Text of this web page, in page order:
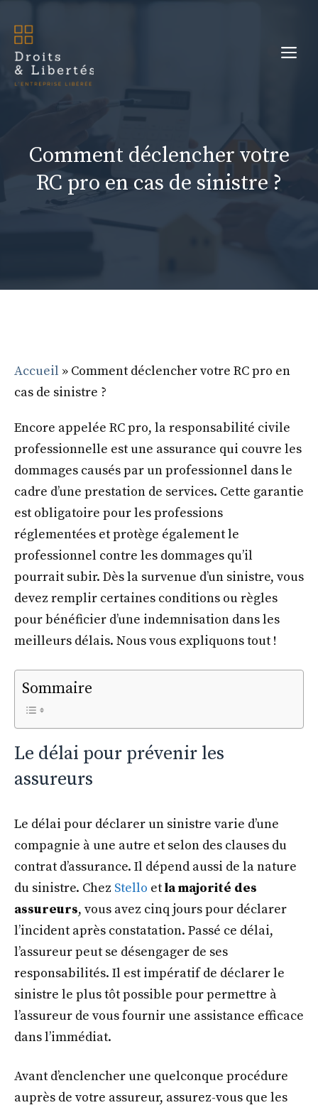
contenu
Comment déclencher votre
RC pro en cas de sinistre ?
Accueil » Comment déclencher votre RC pro en
cas de sinistre ?
Encore appelée RC pro, la responsabilité civile
professionnelle est une assurance qui couvre les
dommages causés par un professionnel dans le
cadre d’une prestation de services. Cette garantie
est obligatoire pour les professions
réglementées et protège également le
professionnel contre les dommages qu’il
pourrait subir. Dès la survenue d’un sinistre, vous
devez remplir certaines conditions ou règles
pour bénéficier d’une indemnisation dans les
meilleurs délais. Nous vous expliquons tout !
Sommaire
Le délai pour prévenir les
assureurs
Le délai pour déclarer un sinistre varie d’une
compagnie à une autre et selon des clauses du
contrat d’assurance. Il dépend aussi de la nature
du sinistre. Chez Stello etla majorité des
assureurs, vous avez cinq jours pour déclarer
l’incident après constatation. Passé ce délai,
l’assureur peut se désengager de ses
responsabilités. Il est impératif de déclarer le
sinistre le plus tôt possible pour permettre à
l’assureur de vous fournir une assistance efficace
dans l’immédiat.
Avant d’enclencher une quelconque procédure
auprès de votre assureur, assurez-vous que les